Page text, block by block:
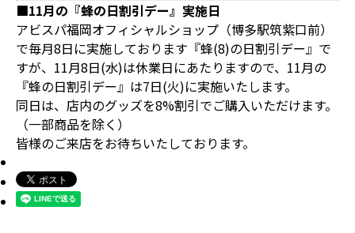
■11月の『蜂の日割引デー』実施日
アビスパ福岡オフィシャルショップ（博多駅筑紫口前）
で毎月8日に実施しております『蜂(8)の日割引デー』で
すが、11月8日(水)は休業日にあたりますので、11月の
『蜂の日割引デー』は7日(火)に実施いたします。
同日は、店内のグッズを8%割引でご購入いただけます。
（一部商品を除く）
皆様のご来店をお待ちいたしております。